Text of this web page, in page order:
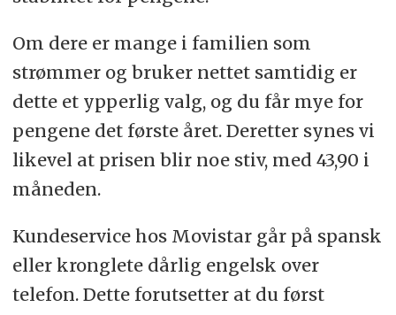
Om dere er mange i familien som
strømmer og bruker nettet samtidig er
dette et ypperlig valg, og du får mye for
pengene det første året. Deretter synes vi
likevel at prisen blir noe stiv, med 43,90 i
måneden.
Kundeservice hos Movistar går på spansk
eller kronglete dårlig engelsk over
telefon. Dette forutsetter at du først